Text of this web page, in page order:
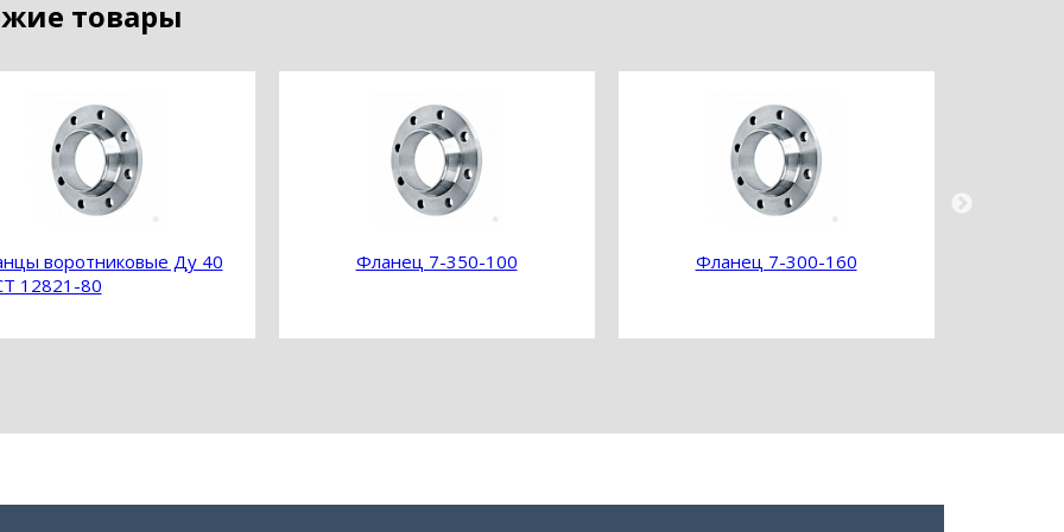
товары
воротниковые Ду 40
12821-80
Фланец 7-350-100 Фланец 7-300-160